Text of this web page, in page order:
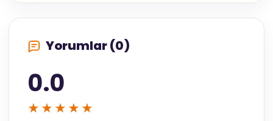
Yorumlar (0)
0.0
★★★★★